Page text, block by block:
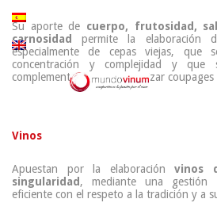
Su aporte de cuerpo, frutosidad,
carnosidad
permite la elaboración
especialmente de cepas viejas, que
concentración y complejidad y
complemento ideal para realizar
Vinos
Apuestan por la elaboración vinos
singularidad , mediante una gestión
eficiente con el respeto a la tradición y a